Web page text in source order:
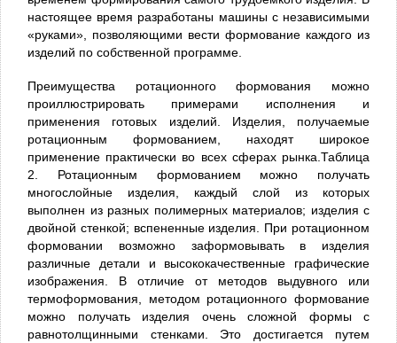
настоящее время разработаны машины с независимыми
«руками», позволяющими вести формование каждого из
изделий по собственной программе.
Преимущества ротационного формования можно
проиллюстрировать примерами исполнения и
применения готовых изделий. Изделия, получаемые
ротационным формованием, находят широкое
применение практически во всех сферах рынка.Таблица
2. Ротационным формованием можно получать
многослойные изделия, каждый слой из которых
выполнен из разных полимерных материалов; изделия с
двойной стенкой; вспененные изделия. При ротационном
формовании возможно заформовывать в изделия
различные детали и высококачественные графические
изображения. В отличие от методов выдувного или
термоформования, методом ротационного формование
можно получать изделия очень сложной формы с
равнотолщинными стенками. Это достигается путем